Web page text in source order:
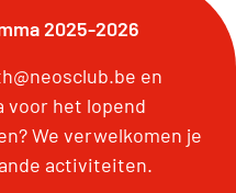
2025-2026
en
voor het lopend
We verwelkomen je
activiteiten.